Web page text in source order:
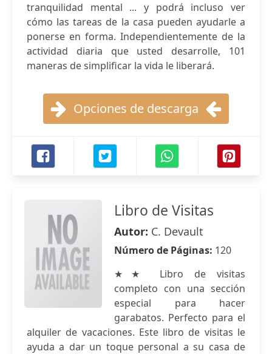
tranquilidad mental ... y podrá incluso ver
cómo las tareas de la casa pueden ayudarle a
ponerse en forma. Independientemente de la
actividad diaria que usted desarrolle, 101
maneras de simplificar la vida le liberará.
Opciones de descarga
Libro de Visitas
Autor: C. Devault
Número de Páginas: 120
★★ Libro de visitas
completo con una sección
especial para hacer
garabatos. Perfecto para el
alquiler de vacaciones. Este libro de visitas le
ayuda a dar un toque personal a su casa de